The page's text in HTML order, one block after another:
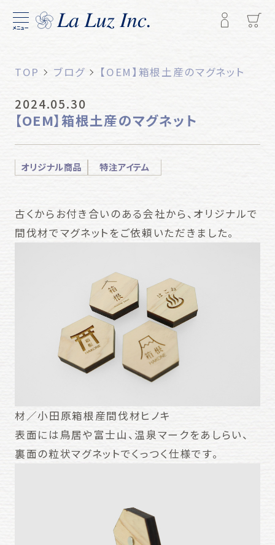
メニュー
TOP ブログ 【OEM】箱根土産のマグネット
2024.05.30
【OEM】箱根土産のマグネット
オリジナル商品 特注アイテム
古くからお付き合いのある会社から、オリジナルで
間伐材でマグネットをご依頼いただきました。
材／小田原箱根産間伐材ヒノキ
表面には鳥居や富士山、温泉マークをあしらい、
裏面の粒状マグネットでくっつく仕様です。